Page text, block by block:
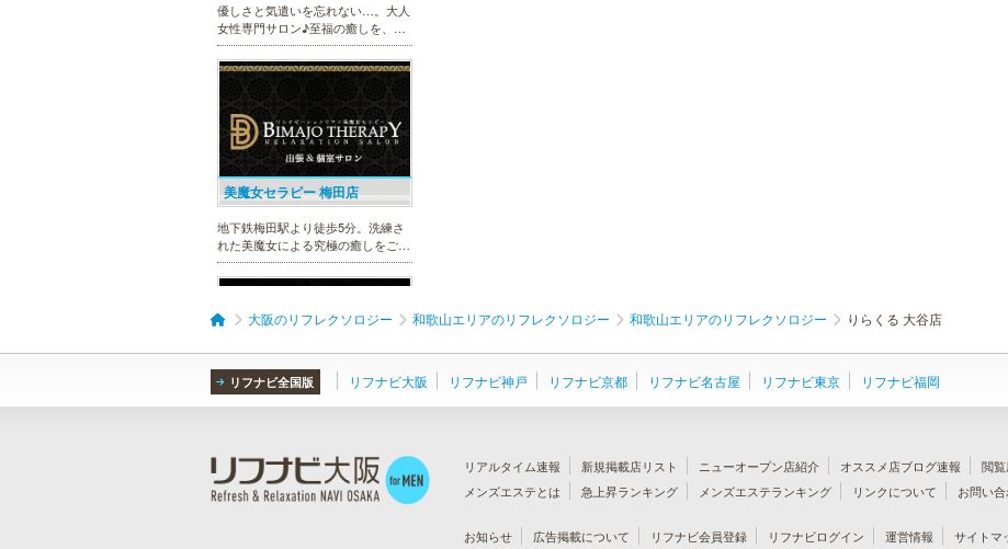
優しさと気遣いを忘れない…。大人
女性専門サロン♪至福の癒しを、お
約束致します。
美魔女セラピー 梅田店
地下鉄梅田駅より徒歩5分。洗練さ
れた美魔女による究極の癒しをご堪
能ください。
sirena I（シレーナ）
で厳選セラピストたちが貴方の日頃
の疲れを癒す。洗練の技術とおもて
なしで身も心も満たされる至福の時
大阪のリフレクソロジー 和歌山エリアのリフレクソロジー 和歌山エリアのリフレクソロジー りらくる 大谷店
リフナビ全国版 リフナビ大阪 リフナビ神戸 リフナビ京都 リフナビ名古屋 リフナビ東京 リフナビ福岡
リアルタイム速報 新規掲載店リスト ニューオープン店紹介 オススメ店ブログ速報 閲
メンズエステとは
急上昇ランキング メンズエステランキング リンクについて お問い
お知らせ
広告掲載について リフナビ会員登録 リフナビログイン 運営情報 サイトマ